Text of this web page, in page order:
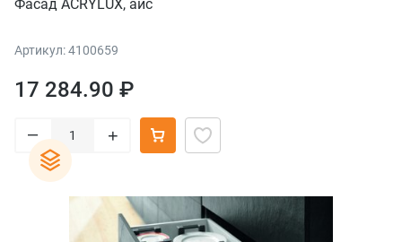
Фасад ACRYLUX, айс
Артикул: 4100659
17 284.90 ₽
– +